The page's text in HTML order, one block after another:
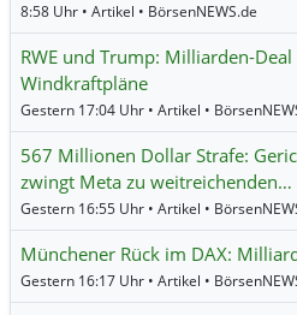
8:58 Uhr • Artikel • BörsenNEWS.de
RWE und Trump: Milliarden-Deal
Windkraftpläne
Gestern 17:04 Uhr • Artikel •
567 Millionen Dollar Strafe:
zwingt Meta zu weitreichenden…
Gestern 16:55 Uhr • Artikel •
Münchener Rück im DAX:
Gestern 16:17 Uhr • Artikel •